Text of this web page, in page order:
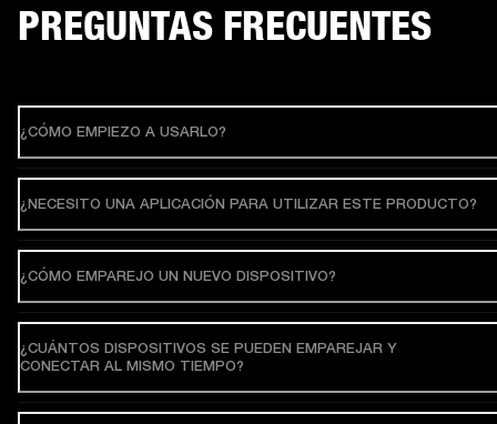
PREGUNTAS FRECUENTES
¿CÓMO EMPIEZO A USARLO?
¿NECESITO UNA APLICACIÓN PARA UTILIZAR ESTE PRODUCTO?
¿CÓMO EMPAREJO UN NUEVO DISPOSITIVO?
¿CUÁNTOS DISPOSITIVOS SE PUEDEN EMPAREJAR Y
CONECTAR AL MISMO TIEMPO?